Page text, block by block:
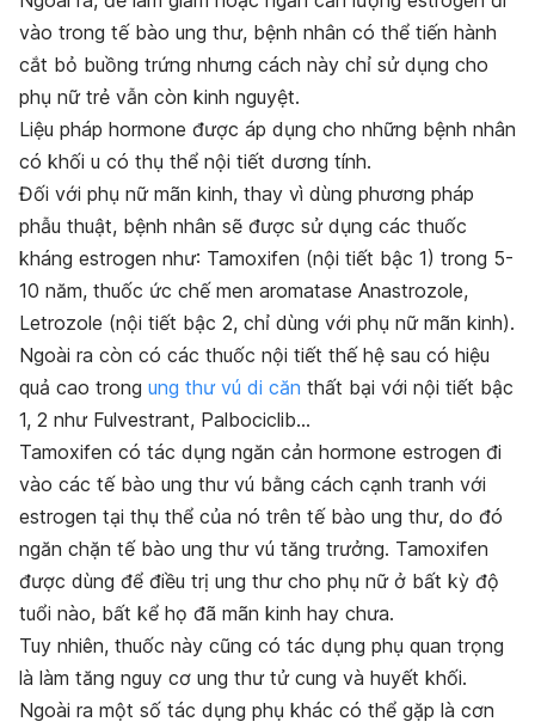
vào trong tế bào ung thư, bệnh nhân có thể tiến hành
cắt bỏ buồng trứng nhưng cách này chỉ sử dụng cho
phụ nữ trẻ vẫn còn kinh nguyệt.
Liệu pháp hormone được áp dụng cho những bệnh nhân
có khối u có thụ thể nội tiết dương tính.
Đối với phụ nữ mãn kinh, thay vì dùng phương pháp
phẫu thuật, bệnh nhân sẽ được sử dụng các thuốc
kháng estrogen như: Tamoxifen (nội tiết bậc 1) trong 5-
10 năm, thuốc ức chế men aromatase Anastrozole,
Letrozole (nội tiết bậc 2, chỉ dùng với phụ nữ mãn kinh).
Ngoài ra còn có các thuốc nội tiết thế hệ sau có hiệu
quả cao trong ung thư vú di căn thất bại với nội tiết bậc
1, 2 như Fulvestrant, Palbociclib…
Tamoxifen có tác dụng ngăn cản hormone estrogen đi
vào các tế bào ung thư vú bằng cách cạnh tranh với
estrogen tại thụ thể của nó trên tế bào ung thư, do đó
ngăn chặn tế bào ung thư vú tăng trưởng. Tamoxifen
được dùng để điều trị ung thư cho phụ nữ ở bất kỳ độ
tuổi nào, bất kể họ đã mãn kinh hay chưa.
Tuy nhiên, thuốc này cũng có tác dụng phụ quan trọng
là làm tăng nguy cơ ung thư tử cung và huyết khối.
Ngoài ra một số tác dụng phụ khác có thể gặp là cơn